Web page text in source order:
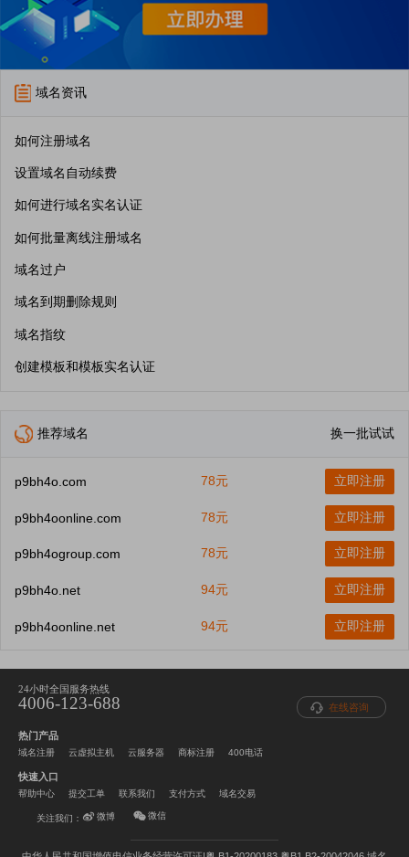
域名资讯
如何注册域名
设置域名自动续费
如何进行域名实名认证
如何批量离线注册域名
域名过户
域名到期删除规则
域名指纹
创建模板和模板实名认证
推荐域名 换一批试试
p9bh4o.com 78元 立即注册
p9bh4oonline.com 78元 立即注册
p9bh4ogroup.com 78元 立即注册
p9bh4o.net 94元 立即注册
p9bh4oonline.net 94元 立即注册
24小时全国服务热线
4006-123-688 在线咨询
热门产品
域名注册 云虚拟主机 云服务器 商标注册 400电话
快速入口
帮助中心 提交工单 联系我们 支付方式 域名交易
关注我们： 微博 微信